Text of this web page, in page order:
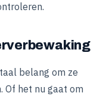
belang om ze
Of het nu gaat om